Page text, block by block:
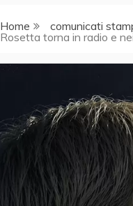
Home
comunicati
Rosetta torna in radio e